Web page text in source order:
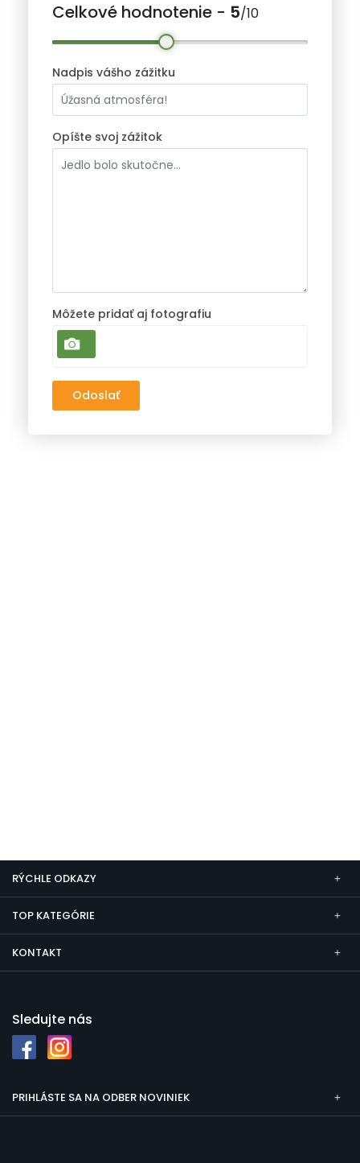
Celkové hodnotenie - 5/10
Nadpis vášho zážitku
Opíšte svoj zážitok
Môžete pridať aj fotografiu
Odoslať
RÝCHLE ODKAZY
TOP KATEGÓRIE
KONTAKT
Sledujte nás
PRIHLÁSTE SA NA ODBER NOVINIEK